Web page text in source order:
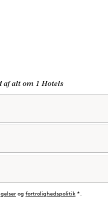
af alt om 1 Hotels
og fortrolighedspolitik *.